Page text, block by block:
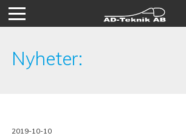
Hoppa
Nyheter:
2019-10-10